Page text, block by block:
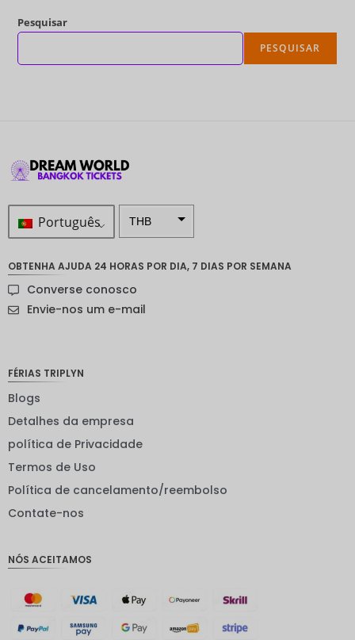
Pesquisar
PESQUISAR
Português THB
sueca
ienes
INR
quesa
Franco
suíço
OBTENHA AJUDA 24 HORAS POR DIA, 7 DIAS POR SEMANA
Converse conosco
Envie-nos um e-mail
FÉRIAS TRIPLYN
Blogs
Detalhes da empresa
política de Privacidade
Termos de Uso
Política de cancelamento/reembolso
Contate-nos
NÓS ACEITAMOS